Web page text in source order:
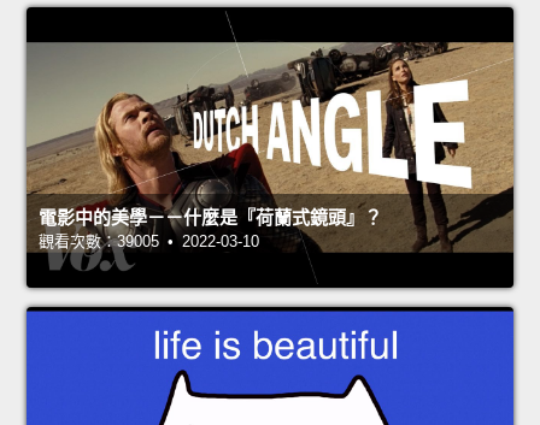
電影中的美學－－什麼是『荷蘭式鏡頭』？
觀看次數：39005 • 2022-03-10